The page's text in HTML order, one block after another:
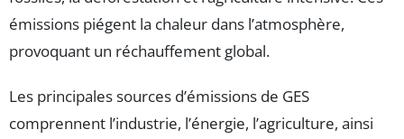
émissions piégent la chaleur dans l’atmosphère,
provoquant un réchauffement global.
Les principales sources d’émissions de GES
comprennent l’industrie, l’énergie, l’agriculture, ainsi